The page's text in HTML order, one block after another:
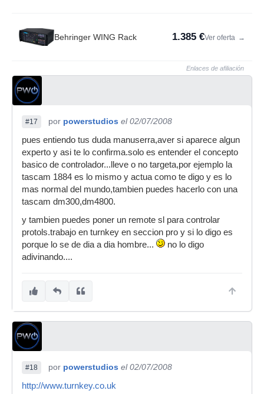
Behringer WING Rack 1.385 €Ver oferta →
Enlaces de afiliación
#17 por powerstudios el 02/07/2008
pues entiendo tus duda manuserra,aver si aparece algun
experto y asi te lo confirma.solo es entender el concepto
basico de controlador...lleve o no targeta,por ejemplo la
tascam 1884 es lo mismo y actua como te digo y es lo
mas normal del mundo,tambien puedes hacerlo con una
tascam dm300,dm4800.
y tambien puedes poner un remote sl para controlar
protols.trabajo en turnkey en seccion pro y si lo digo es
porque lo se de dia a dia hombre...
no lo digo
adivinando....
#18 por powerstudios el 02/07/2008
http://www.turnkey.co.uk